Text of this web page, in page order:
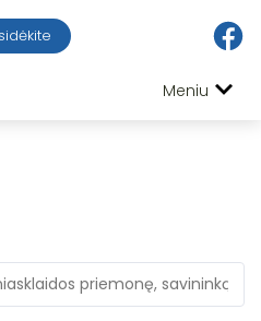
Meniu